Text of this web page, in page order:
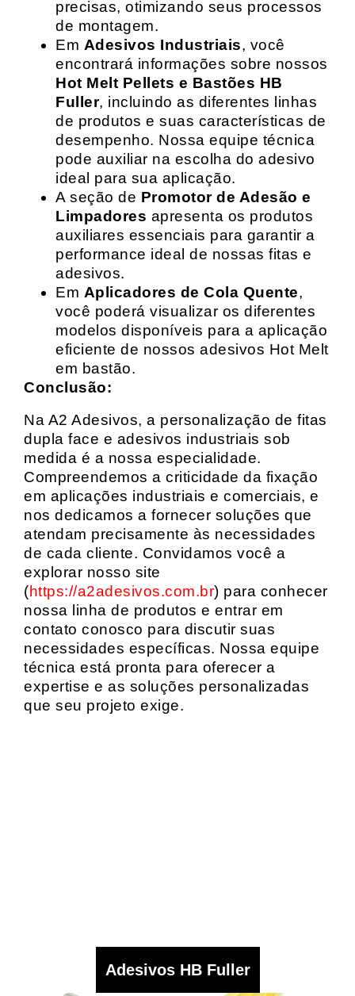
precisas, otimizando seus processos
de montagem.
Em Adesivos Industriais, você
encontrará informações sobre nossos
Hot Melt Pellets e Bastões HB
Fuller, incluindo as diferentes linhas
de produtos e suas características de
desempenho. Nossa equipe técnica
pode auxiliar na escolha do adesivo
ideal para sua aplicação.
A seção de Promotor de Adesão e
Limpadores apresenta os produtos
auxiliares essenciais para garantir a
performance ideal de nossas fitas e
adesivos.
Em Aplicadores de Cola Quente,
você poderá visualizar os diferentes
modelos disponíveis para a aplicação
eficiente de nossos adesivos Hot Melt
em bastão.
Conclusão:
Na A2 Adesivos, a personalização de fitas
dupla face e adesivos industriais sob
medida é a nossa especialidade.
Compreendemos a criticidade da fixação
em aplicações industriais e comerciais, e
nos dedicamos a fornecer soluções que
atendam precisamente às necessidades
de cada cliente. Convidamos você a
explorar nosso site
(https://a2adesivos.com.br) para conhecer
nossa linha de produtos e entrar em
contato conosco para discutir suas
necessidades específicas. Nossa equipe
técnica está pronta para oferecer a
expertise e as soluções personalizadas
que seu projeto exige.
Adesivos HB Fuller